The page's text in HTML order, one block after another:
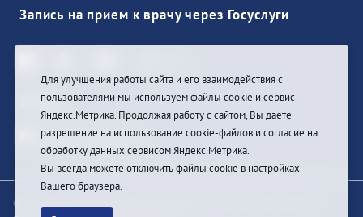
Запись на прием к врачу через Госуслуги
Войти
© При цитировании информации с сайта ссылка на
Для улучшения работы сайта и его взаимодействия с
пользователями мы используем файлы cookie и сервис
Яндекс.Метрика. Продолжая работу с сайтом, Вы даете
разрешение на использование cookie-файлов и согласие на
обработку данных сервисом Яндекс.Метрика.
Вы всегда можете отключить файлы cookie в настройках
Вашего браузера.